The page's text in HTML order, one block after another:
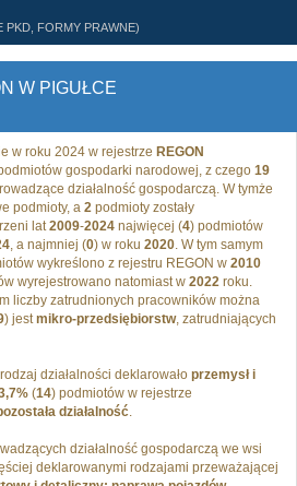
PKD, FORMY PRAWNE)
W PIGUŁCE
w roku 2024 w rejestrze REGON
gospodarki narodowej, z czego 19
działalność gospodarczą. W tymże
podmioty, a 2 podmioty zostały
lat2009-2024 najwięcej (4) podmiotów
, a najmniej (0) w roku 2020. W tym samym
wykreślono z rejestru REGON w 2010
wyrejestrowano natomiast w 2022 roku.
liczby zatrudnionych pracowników można
) jestmikro-przedsiębiorstw, zatrudniających
działalności deklarowało przemysł i
(14) podmiotów w rejestrze
działalność.
działalność gospodarczą we wsi
deklarowanymi rodzajami przeważającej